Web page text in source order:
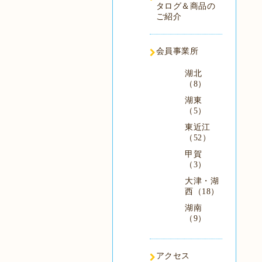
タログ＆商品の
ご紹介
会員事業所
湖北
（8）
湖東
（5）
東近江
（52）
甲賀
（3）
大津・湖
西（18）
湖南
（9）
アクセス